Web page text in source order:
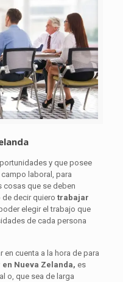
y que posee
laboral, para
cosas que se deben
de decir quiero trabajar
elegir el trabajo que
de cada persona
cuenta a la hora de para
Nueva Zelanda, es
o, que sea de larga